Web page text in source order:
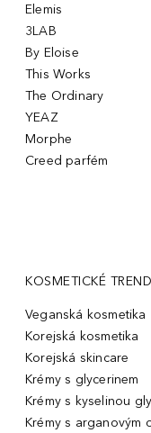
Elemis
3LAB
By Eloise
This Works
The Ordinary
YEAZ
Morphe
Creed parfém
KOSMETICKÉ
Veganská kosmetika
Korejská kosmetika
Korejská skincare
Krémy s glycerinem
Krémy s kyselinou
Krémy s arganovým